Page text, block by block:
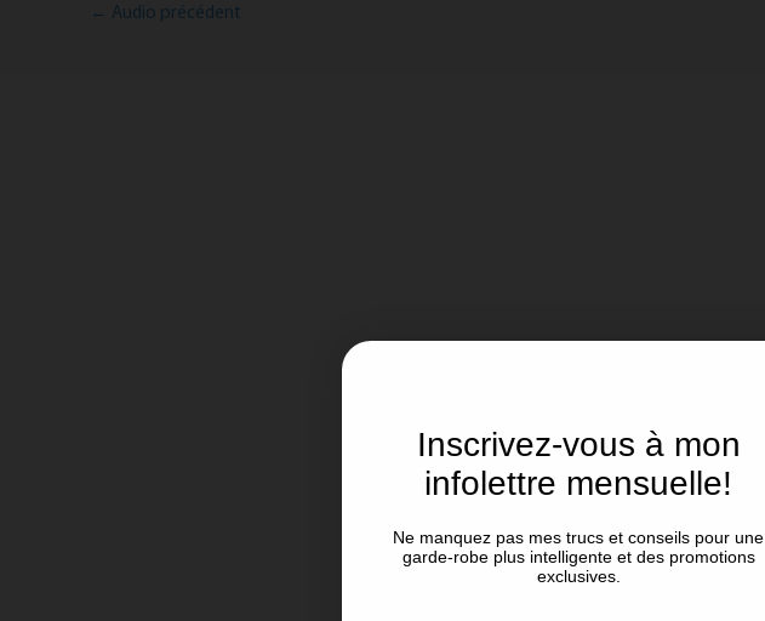
← Audio précédent
Inscrivez-vous à mon
infolettre mensuelle!
Ne manquez pas mes trucs et conseils pour une
garde-robe plus intelligente et des promotions
exclusives.